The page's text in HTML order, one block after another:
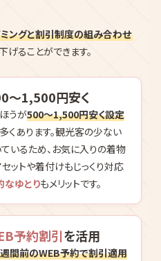
ングと割引制度の組み合わせ
げることができます。
〜1,500円安く
うが500〜1,500円安く設定
くあります。観光客の少ない
いるため、お気に入りの着物
ットや着付けもじっくり対応
なゆとりもメリットです。
予約割引を活用
間前のWEB予約で割引適用